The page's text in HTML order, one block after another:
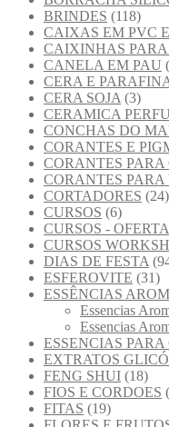
BRINDES (118)
CAIXAS EM PVC
CAIXINHAS PARA
CANELA EM PAU
CERA E
CERA SOJA (3)
CERAMICA
CONCHAS DO
CORANTES E
CORANTES PARA
CORANTES
CORTADORES (24)
CURSOS (6)
CURSOS - OFERTA
CURSOS
DIAS DE FESTA
ESFEROVITE (31)
ESSÊNCIAS
Essencias
Essencias
ESSENCIAS
EXTRATOS
FENG SHUI (18)
FIOS E CORDOES
FITAS (19)